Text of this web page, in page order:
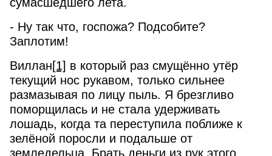
- Ну так что, госпожа? Подсобите?
Заплотим!
Виллан[1] в который раз смущённо утёр
текущий нос рукавом, только сильнее
размазывая по лицу пыль. Я брезгливо
поморщилась и не стала удерживать
лошадь, когда та переступила поближе к
зелёной поросли и подальше от
земледельца. Брать деньги из рук этого